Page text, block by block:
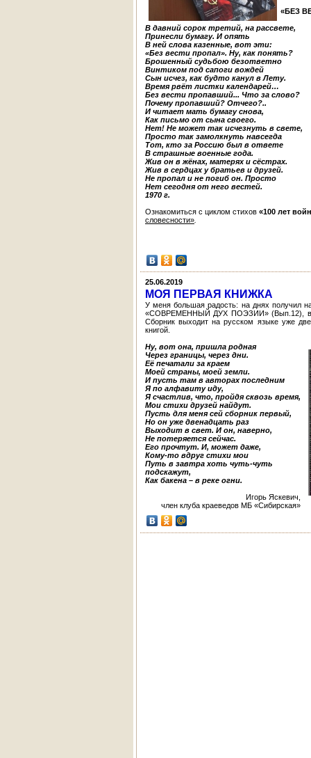
«БЕЗ
В давний сорок третий, на рассвете,
Принесли бумагу. И опять
В ней слова казенные, вот эти:
«Без вести пропал». Ну, как понять?
Брошенный судьбою безответно
Винтиком под сапоги вождей
Сын исчез, как будто канул в Лету.
Время рвёт листки календарей…
Без вести пропавший... Что за слово?
Почему пропавший? Отчего?..
И читает мать бумагу снова,
Как письмо от сына своего.
Нет! Не может так исчезнуть в свете,
Просто так замолкнуть навсегда
Тот, кто за Россию был в ответе
В страшные военные года.
Жив он в жёнах, матерях и сёстрах.
Жив в сердцах у братьев и друзей.
Не пропал и не погиб он. Просто
Нет сегодня от него вестей.
1970 г.
Ознакомиться с циклом стихов «100 лет
словесности».
25.06.2019
МОЯ ПЕРВАЯ КНИЖКА
У меня большая радость: на днях получил
«СОВРЕМЕННЫЙ ДУХ ПОЭЗИИ» (Вып.12), в
Сборник выходит на русском языке уже
книгой.
Ну, вот она, пришла родная
Через границы, через дни.
Её печатали за краем
Моей страны, моей земли.
И пусть там в авторах последним
Я по алфавиту иду,
Я счастлив, что, пройдя сквозь время,
Мои стихи друзей найдут.
Пусть для меня сей сборник первый,
Но он уже двенадцать раз
Выходит в свет. И он, наверно,
Не потеряется сейчас.
Его прочтут. И, может даже,
Кому-то вдруг стихи мои
Путь в завтра хоть чуть-чуть
подскажут,
Как бакена – в реке огни.
Игорь Яскевич,
член клуба краеведов МБ «Сибирская»